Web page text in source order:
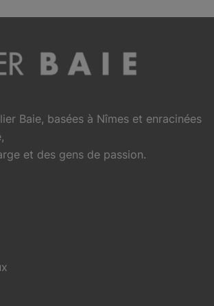
Baie, basées à Nîmes et enracinées
et des gens de passion.